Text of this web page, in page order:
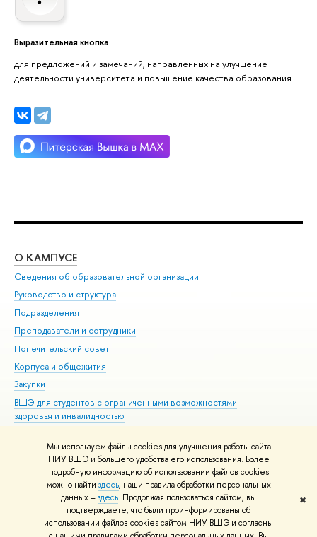
Мы используем файлы cookies для улучшения работы сайта
НИУ ВШЭ и большего удобства его использования. Более
подробную информацию об использовании файлов cookies
можно найти здесь, наши правила обработки персональных
данных –здесь. Продолжая пользоваться сайтом, вы
подтверждаете, что были проинформированы об
использовании файлов cookies сайтом НИУ ВШЭ и согласны
✖
Выразительная кнопка
для предложений и замечаний, направленных на улучшение
деятельности университета и повышение качества образования
О КАМПУСЕ
Сведения об образовательной организации
Руководство и структура
Подразделения
Преподаватели и сотрудники
Попечительский совет
Корпуса и общежития
Закупки
ВШЭ для студентов с ограниченными возможностями
здоровья и инвалидностью
Единая платежная страница
© НИУ ВШЭ 1993–2026 Адреса и контакты Условия использования